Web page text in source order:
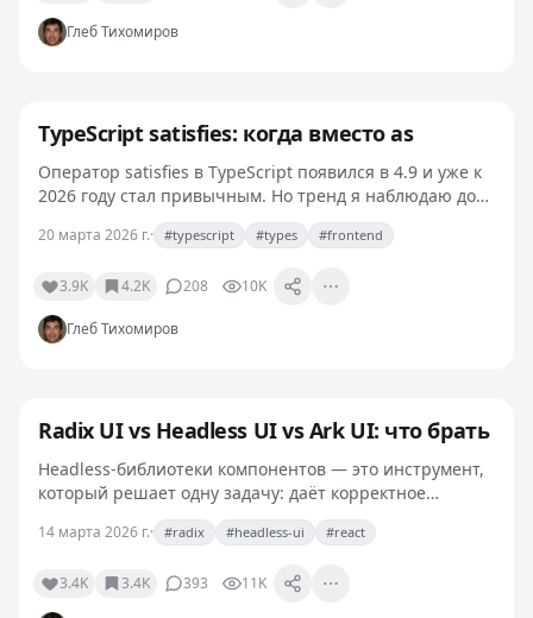
Глеб Тихомиров
TypeScript satisfies: когда вместо as
Оператор satisfies в TypeScript появился в 4.9 и уже к
2026 году стал привычным. Но тренд я наблюдаю до
сих пор: разработчики, особенно из мира JS, путают
satisfies с as и иногда применяют их…
20 марта 2026 г.· #typescript #types #frontend
3.9K 4.2K 208 10K
Глеб Тихомиров
Radix UI vs Headless UI vs Ark UI: что брать
Headless-библиотеки компонентов — это инструмент,
который решает одну задачу: даёт корректное
поведение и доступность, не навязывая стилизацию.
Их в 2026 году осталось три заметных: Radix UI,…
14 марта 2026 г.· #radix #headless-ui #react
3.4K 3.4K 393 11K